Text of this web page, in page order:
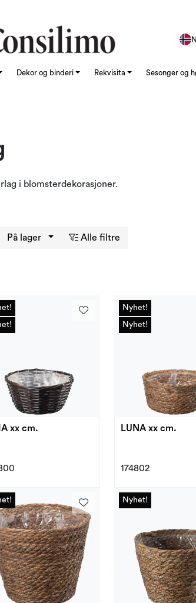
Dekor og binderi Rekvisita Sesonger og
i blomsterdekorasjoner.
På lager Alle filtre
LILIA xx cm.
Nyhet!
Nyhet!
Nyhet!
Nyhet!
LUNA xx cm.
174802
Nyhet!
Nyhet!